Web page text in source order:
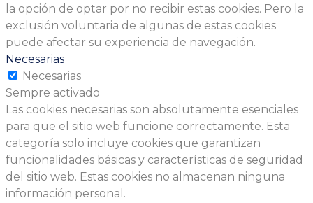
la opción de optar por no recibir estas cookies. Pero la
exclusión voluntaria de algunas de estas cookies
puede afectar su experiencia de navegación.
Necesarias
Necesarias
Sempre activado
Las cookies necesarias son absolutamente esenciales
para que el sitio web funcione correctamente. Esta
categoría solo incluye cookies que garantizan
funcionalidades básicas y características de seguridad
del sitio web. Estas cookies no almacenan ninguna
información personal.